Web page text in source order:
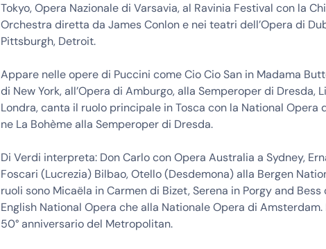
Tokyo, Opera Nazionale di Varsavia, al Ravinia Festival con la
Orchestra diretta da James Conlon e nei teatri dell’Opera di
Pittsburgh, Detroit.
Appare nelle opere di Puccini come Cio Cio San in Madama
di New York, all’Opera di Amburgo, alla Semperoper di Dresda,
Londra, canta il ruolo principale in Tosca con la National Opera
ne La Bohème alla Semperoper di Dresda.
Di Verdi interpreta: Don Carlo con Opera Australia a Sydney,
Foscari (Lucrezia) Bilbao, Otello (Desdemona) alla Bergen
ruoli sono Micaëla in Carmen di Bizet, Serena in Porgy and
English National Opera che alla Nationale Opera di
50° anniversario del Metropolitan.